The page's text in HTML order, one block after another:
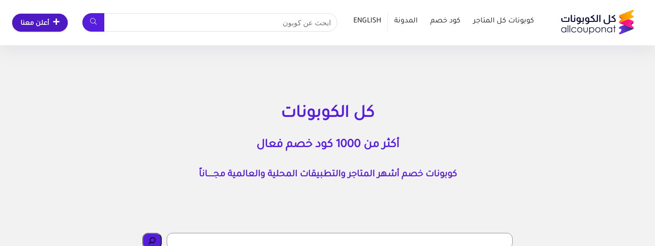
كوبونات كل المتاجر كود خصم المدونة ENGLISH أعلن معنا
كل الكوبونات
أكثر من 1000 كود خصم فعال
كوبونات خصم أشهر المتاجر والتطبيقات المحلية والعالمية مجــــــاناً